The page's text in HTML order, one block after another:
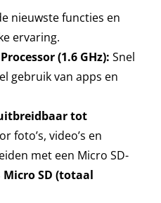
nieuwste functies en
ervaring.
(1.6 GHz): Snel
gebruik van apps en
tot
foto’s, video’s en
met een Micro SD-
Micro SD (totaal